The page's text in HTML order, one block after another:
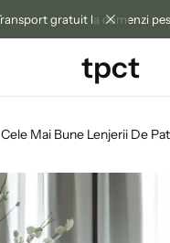
Transportul între 3 și 5 zile
tpct
Cele Mai Bune Lenjerii De Pat